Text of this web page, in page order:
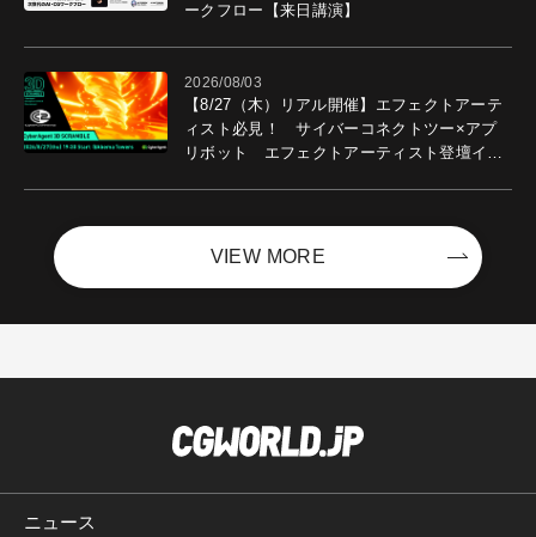
ークフロー【来日講演】
2026/08/03
【8/27（木）リアル開催】エフェクトアーテ
ィスト必見！ サイバーコネクトツー×アプ
リボット エフェクトアーティスト登壇イベ
VIEW MORE
ニュース